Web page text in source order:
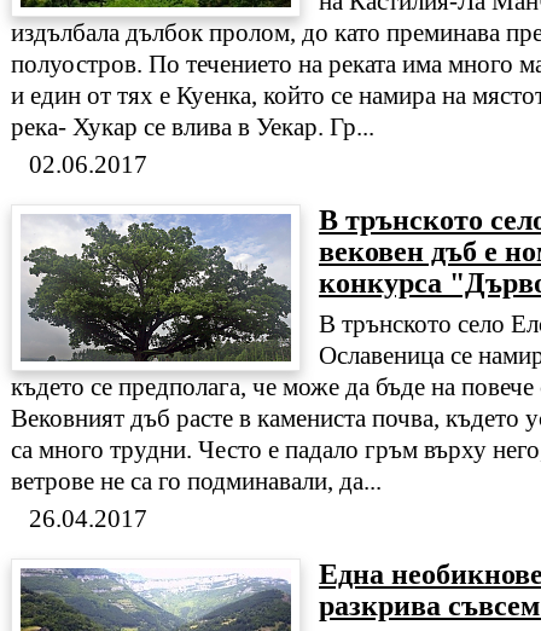
издълбала дълбок пролом, до като преминава
полуостров. По течението на реката има много
и един от тях е Куенка, който се намира на
река- Хукар се влива в Уекар. Гр...
02.06.2017
В трънското
вековен дъб е
конкурса
В трънското село
Ославеница се
където се предполага, че може да бъде на
Вековният дъб расте в камениста почва, където
са много трудни. Често е падало гръм върху
ветрове не са го подминавали, да...
26.04.2017
Една
разкрива